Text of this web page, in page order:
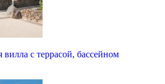
вилла с террасой, бассейном